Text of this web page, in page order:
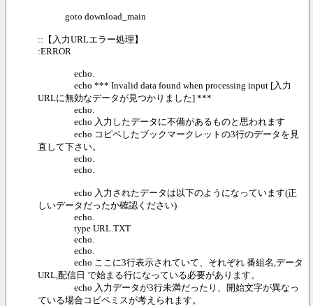
goto download_main
::【入力URLエラー処理】
:ERROR
echo.
echo *** Invalid data found when processing input [入力
URLに無効なデータが見つかりました] ***
echo.
echo 入力したデータに不備があるものと思われます
echo コピペしたブックマークレットの3行のデータを見
直して下さい。
echo.
echo.
echo 入力されたデータは以下のようになっています(正
しいデータだったか確認ください)
echo.
type URL.TXT
echo.
echo.
echo ここに3行表示されていて、それぞれ 番組名,データ
URL,配信日 で始まる行になっている必要があります。
echo 入力データが3行未満だったり、開始文字が異なっ
ている場合コピペミスが考えられます。